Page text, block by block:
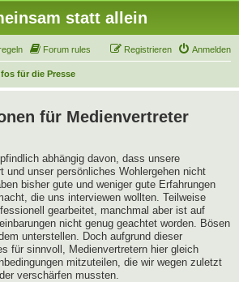
statt allein
Forum rules Anmelden
Registrieren
für die Presse
für Medienvertreter
abhängig davon, dass unsere
und unser persönliches Wohlergehen nicht
bisher gute und weniger gute Erfahrungen
die uns interviewen wollten. Teilweise
gearbeitet, manchmal aber ist auf
nicht genug geachtet worden. Bösen
unterstellen. Doch aufgrund dieser
für sinnvoll, Medienvertretern hier gleich
mitzuteilen, die wir wegen zuletzt
verschärfen mussten.